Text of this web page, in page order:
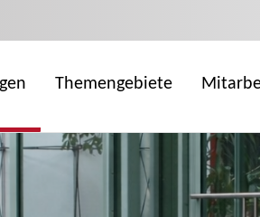
Themengebiete